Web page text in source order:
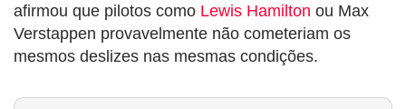
afirmou que pilotos como Lewis Hamilton ou Max
Verstappen provavelmente não cometeriam os
mesmos deslizes nas mesmas condições.